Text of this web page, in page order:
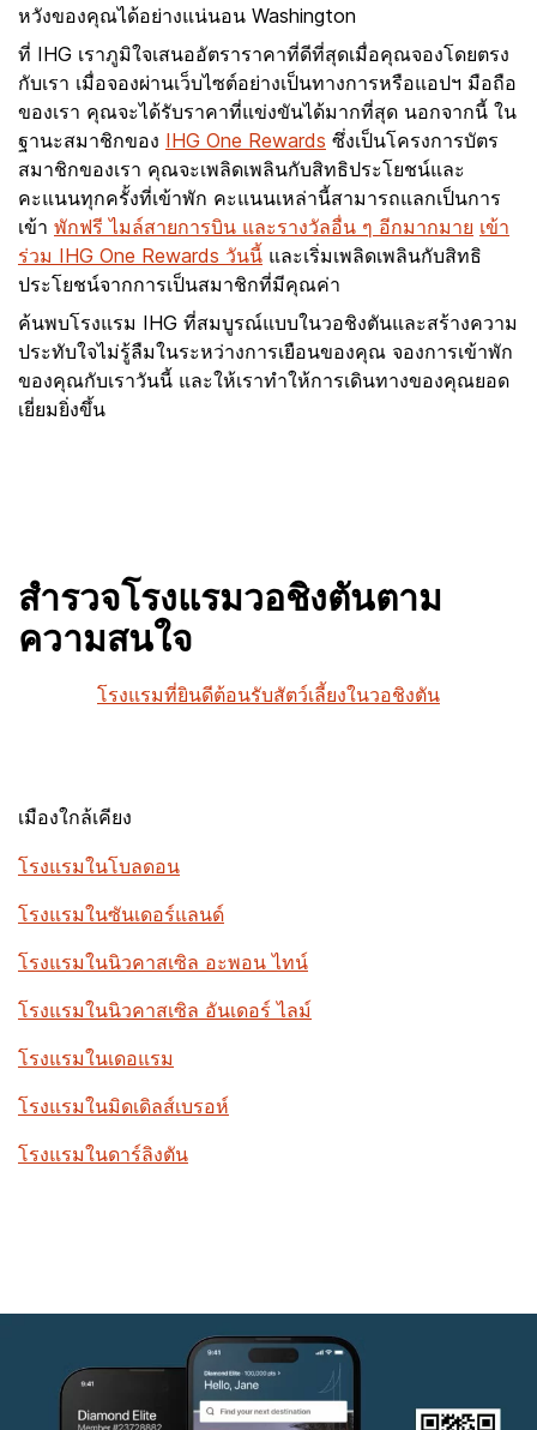
หวังของคุณได้อย่างแน่นอน Washington
ที่ IHG เราภูมิใจเสนออัตราราคาที่ดีที่สุดเมื่อคุณจองโดยตรง
กับเรา เมื่อจองผ่านเว็บไซต์อย่างเป็นทางการหรือแอปฯ มือถือ
ของเรา คุณจะได้รับราคาที่แข่งขันได้มากที่สุด นอกจากนี้ ใน
ฐานะสมาชิกของ IHG One Rewards ซึ่งเป็นโครงการบัตร
สมาชิกของเรา คุณจะเพลิดเพลินกับสิทธิประโยชน์และ
คะแนนทุกครั้งที่เข้าพัก คะแนนเหล่านี้สามารถแลกเป็นการ
เข้า พักฟรี ไมล์สายการบิน และรางวัลอื่น ๆ อีกมากมาย เข้า
ร่วม IHG One Rewards วันนี้ และเริ่มเพลิดเพลินกับสิทธิ
ประโยชน์จากการเป็นสมาชิกที่มีคุณค่า
ค้นพบโรงแรม IHG ที่สมบูรณ์แบบในวอชิงตันและสร้างความ
ประทับใจไม่รู้ลืมในระหว่างการเยือนของคุณ จองการเข้าพัก
ของคุณกับเราวันนี้ และให้เราทำให้การเดินทางของคุณยอด
เยี่ยมยิ่งขึ้น
สำรวจโรงแรมวอชิงตันตาม
ความสนใจ
โรงแรมที่ยินดีต้อนรับสัตว์เลี้ยงในวอชิงตัน
เมืองใกล้เคียง
โรงแรมในโบลดอน
โรงแรมในซันเดอร์แลนด์
โรงแรมในนิวคาสเซิล อะพอน ไทน์
โรงแรมในนิวคาสเซิล อันเดอร์ ไลม์
โรงแรมในเดอแรม
โรงแรมในมิดเดิลส์เบรอห์
โรงแรมในดาร์ลิงตัน